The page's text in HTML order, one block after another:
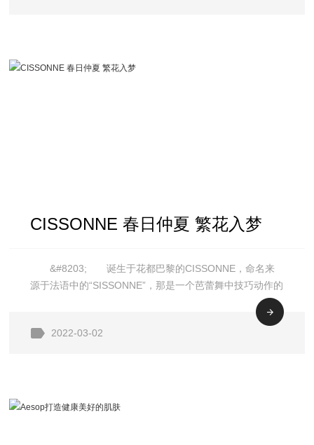
CISSONNE 春日仲夏 繁花入梦
&#8203; 诞生于花都巴黎的CISSONNE，命名来
源于法语中的“SISSONNE”，那是一个芭蕾舞中技巧动作的
命名，意为“双脚起跳，在空中的停留”。想象一下那挣脱引
2022-03-02